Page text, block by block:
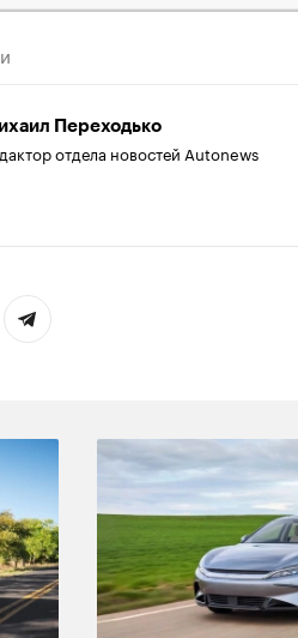
Переходько
отдела новостей Autonews